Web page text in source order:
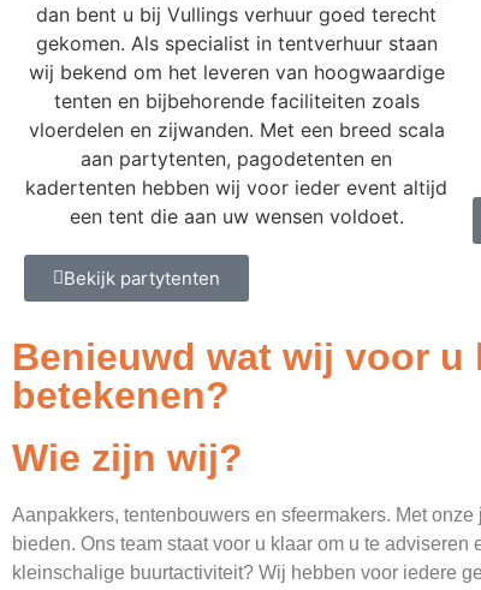
dan bent u bij Vullings verhuur goed terecht
gekomen. Als specialist in tentverhuur staan
wij bekend om het leveren van hoogwaardige
tenten en bijbehorende faciliteiten zoals
vloerdelen en zijwanden. Met een breed scala
aan partytenten, pagodetenten en
kadertenten hebben wij voor ieder event altijd
een tent die aan uw wensen voldoet.
Bekijk partytenten
Benieuwd wat wij voor u
betekenen?
Wie zijn wij?
Aanpakkers, tentenbouwers en sfeermakers. Met
bieden. Ons team staat voor u klaar om u te
kleinschalige buurtactiviteit? Wij hebben voor iedere